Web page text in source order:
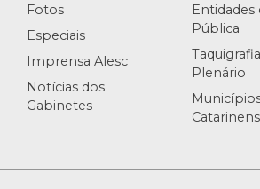
Fotos
Especiais
Imprensa Alesc
Notícias dos
Gabinetes
Entidades
Pública
Plenário